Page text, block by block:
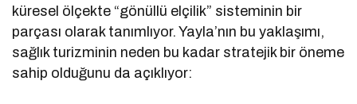
küresel ölçekte “gönüllü elçilik” sisteminin bir
parçası olarak tanımlıyor. Yayla’nın bu yaklaşımı,
sağlık turizminin neden bu kadar stratejik bir öneme
sahip olduğunu da açıklıyor: